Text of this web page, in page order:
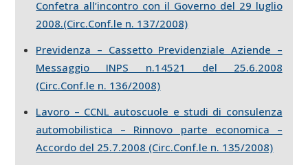
Confetra all’incontro con il Governo del 29 luglio
2008.(Circ.Conf.le n. 137/2008)
Previdenza – Cassetto Previdenziale Aziende –
Messaggio INPS n.14521 del 25.6.2008
(Circ.Conf.le n. 136/2008)
Lavoro – CCNL autoscuole e studi di consulenza
automobilistica – Rinnovo parte economica –
Accordo del 25.7.2008 (Circ.Conf.le n. 135/2008)